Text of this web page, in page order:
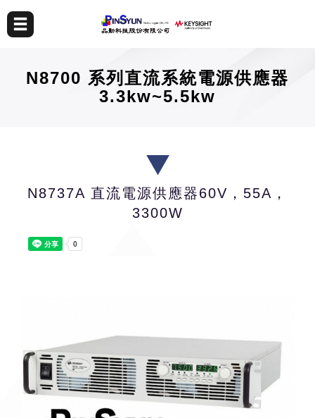
N8700 系列直流系統電源供應器
3.3kw~5.5kw
N8737A 直流電源供應器60V，55A，
3300W